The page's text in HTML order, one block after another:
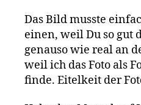
Das Bild musste
einen, weil Du so gut
genauso wie real an
weil ich das Foto als
finde. Eitelkeit der